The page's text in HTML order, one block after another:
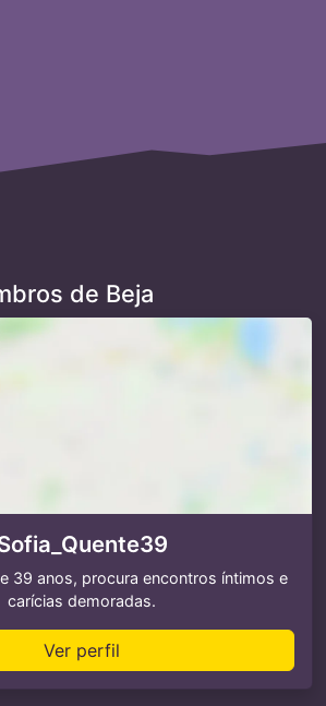
de Beja
39 anos, procura encontros íntimos e
carícias demoradas.
Ver perfil